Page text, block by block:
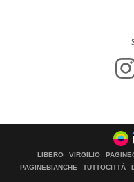
LIBERO VIRGILIO
PAGINEBIANCHE
TUTTOCITTÀ